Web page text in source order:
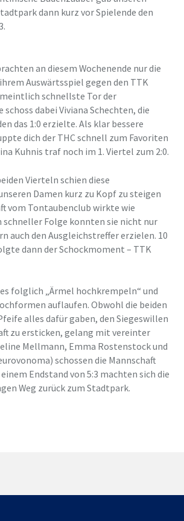
dann kurz vorSpielende den
an diesem Wochenende nur die
Auswärtsspiel gegen den TTK
schnellste Tor der
schoss dabei Viviana Schechten, die
das 1:0 erzielte. Als klar bessere
dich der THC schnell zum Favoriten
Kuhnis traf noch im 1. Viertel zum 2:0.
Vierteln schien diese
Damen kurz zu Kopf zu steigen
vom Tontaubenclub wirkte wie
schneller Folge konnten sie nicht nur
auch den Ausgleichstreffer erzielen. 10
dann der Schockmoment – TTK
folglich „Ärmel hochkrempeln“ und
auflaufen. Obwohl die beiden
alles dafür gaben, den Siegeswillen
zu ersticken, gelang mit vereinter
Mellmann, Emma Rostenstock und
schossen die Mannschaft
Endstand von 5:3 machten sich die
Weg zurück zum Stadtpark.